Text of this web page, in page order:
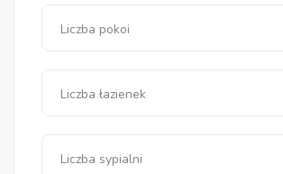
Liczba pokoi
Liczba łazienek
Liczba sypialni